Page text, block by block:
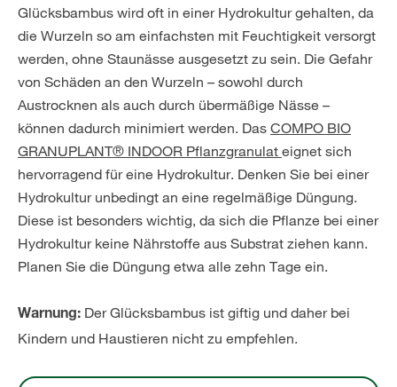
Glücksbambus wird oft in einer Hydrokultur gehalten, da
die Wurzeln so am einfachsten mit Feuchtigkeit versorgt
werden, ohne Staunässe ausgesetzt zu sein. Die Gefahr
von Schäden an den Wurzeln – sowohl durch
Austrocknen als auch durch übermäßige Nässe –
können dadurch minimiert werden. Das COMPO BIO
GRANUPLANT® INDOOR Pflanzgranulat eignet sich
hervorragend für eine Hydrokultur. Denken Sie bei einer
Hydrokultur unbedingt an eine regelmäßige Düngung.
Diese ist besonders wichtig, da sich die Pflanze bei einer
Hydrokultur keine Nährstoffe aus Substrat ziehen kann.
Planen Sie die Düngung etwa alle zehn Tage ein.
Warnung: Der Glücksbambus ist giftig und daher bei
Kindern und Haustieren nicht zu empfehlen.